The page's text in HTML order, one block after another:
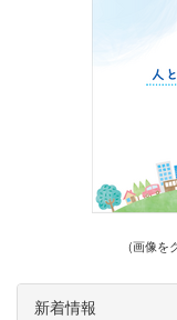
(画像を
新着情報